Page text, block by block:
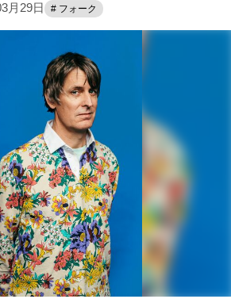
月29日 # フォーク